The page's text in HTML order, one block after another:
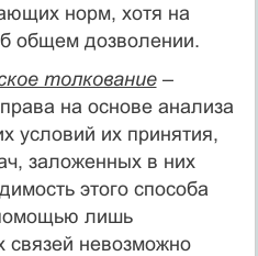
норм, хотя на
общем дозволении.
толкование–
на основе анализа
условий их принятия,
заложенных в них
этого способа
лишь
связей невозможно